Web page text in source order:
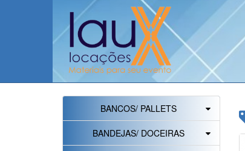
BANCOS/ PALLETS
BANDEJAS/ DOCEIRAS